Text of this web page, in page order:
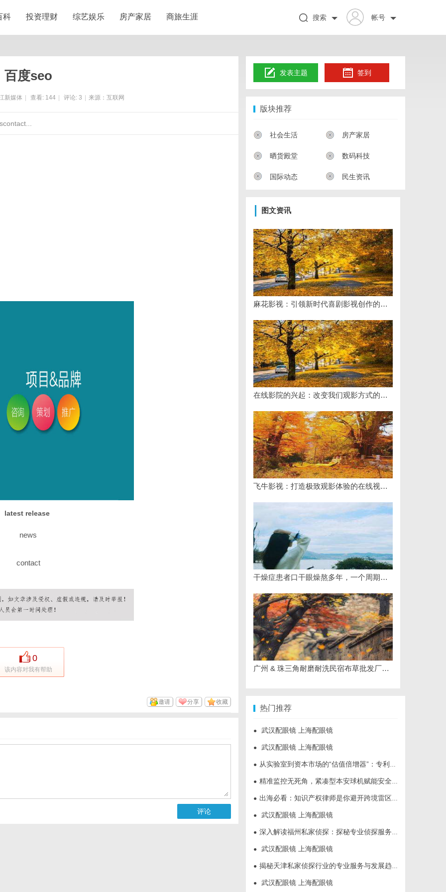
科 投资理财 综艺娱乐 房产家居 商旅生涯 帐号
搜索
百度seo
新媒体 查看: 144 评论: 3 来源：互联网
latest release
news
contact
0
该内容对我有帮助
收藏
分享
邀请
评论
发表主题 签到
版块推荐
社会生活 房产家居
晒货殿堂 数码科技
国际动态 民生资讯
图文资讯
麻花影视：引领新时代喜剧影视创作的先锋力量
在线影院的兴起：改变我们观影方式的数字革命
飞牛影视：打造极致观影体验的在线视频平台解析
干燥症患者口干眼燥熬多年，一个周期缓过来？老中医：一张辨证方对症，身体找回津液
广州 & 珠三角耐磨耐洗民宿布草批发厂家选购全指南
热门推荐
● 武汉配眼镜 上海配眼镜
● 武汉配眼镜 上海配眼镜
● 从实验室到资本市场的“估值倍增器”：专利律师如何重塑硬科技企业的融资逻辑
● 精准监控无死角，紧凑型本安球机赋能安全管理
● 出海必看：知识产权律师是你避开跨境雷区的安全垫
● 武汉配眼镜 上海配眼镜
● 深入解读福州私家侦探：探秘专业侦探服务的魅力与实用价值
● 武汉配眼镜 上海配眼镜
● 揭秘天津私家侦探行业的专业服务与发展趋势
● 武汉配眼镜 上海配眼镜